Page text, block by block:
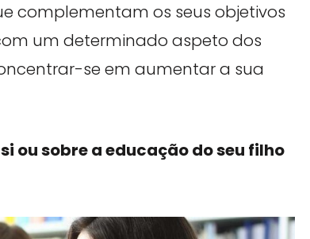
complementam os seus objetivos
um determinado aspeto dos
se em aumentar a sua
ou sobre a educação do seu filho